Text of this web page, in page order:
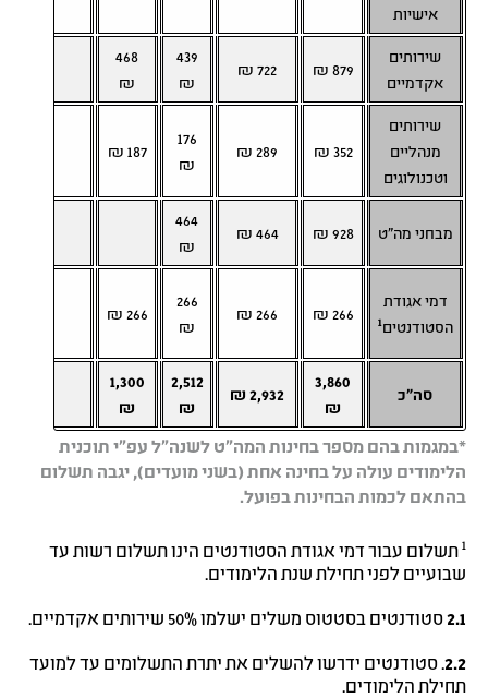
אישיות
שירותים
אקדמיים
879 ₪
722 ₪
439
₪
468
₪
שירותים
מנהליים
וטכנולוגים
352 ₪
289 ₪
176
₪
187 ₪
מבחני מה"ט 928 ₪
464 ₪
464
₪
דמי אגודת
הסטודנטים1
266 ₪
266 ₪
266
₪
266 ₪
סה"כ
3,860
₪
2,932 ₪
2,512
₪
1,300
₪
*במגמותבהםמספר בחינות המה"ט לשנה"ל עפ"י תוכנית
הלימודים עולה על בחינה אחת (בשני מועדים), יגבה תשלום
בהתאם לכמות הבחינות בפועל.
1תשלום עבור דמי אגודת הסטודנטים הינו תשלום רשות עד
שבועיים לפני תחילת שנת הלימודים.
2.1סטודנטים בסטטוס משלים ישלמו 50% שירותים אקדמיים.
2.2 . סטודנטים ידרשו להשלים את יתרת התשלומים עד למועד
תחילת הלימודים.